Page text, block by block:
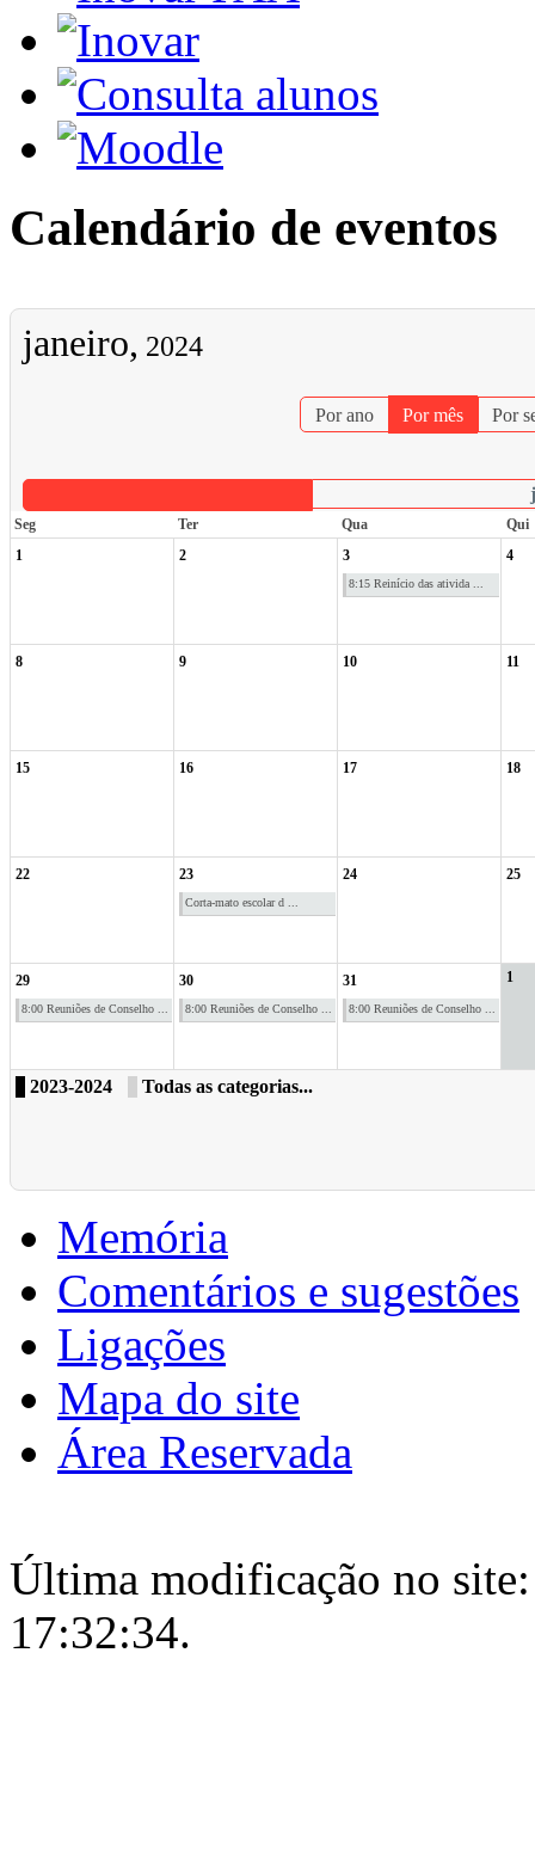
Calendário de eventos
janeiro, 2024
Por ano Por mês Por
Seg Ter Qua
Qui
1
2 3
8:15 Reinício das ativida ...
4
8 9 10 11
15 16 17 18
22 23
Corta-mato escolar d ...
24 25
29
8:00 Reuniões de Conselho ...
30
8:00 Reuniões de Conselho ...
31
8:00 Reuniões de Conselho ...
1
2023-2024 Todas as categorias...
Memória
Comentários e sugestões
Ligações
Mapa do site
Área Reservada
Última modificação no
17:32:34.